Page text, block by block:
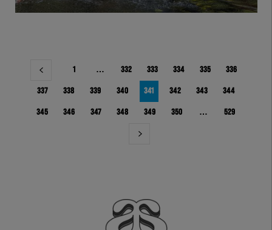
Berichtnavigatie
1 … 332 333 334 335 336
337 338 339 340 341 342 343 344
345 346 347 348 349 350 … 529